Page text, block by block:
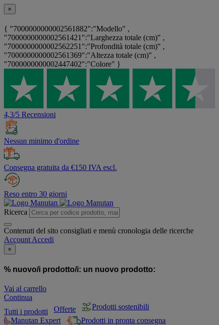
×
{ "7000000000002561882":"Modello" ,
"7000000000002561421":"Larghezza totale (cm)" ,
"7000000000002562251":"Profondità totale (cm)" ,
"7000000000002561369":"Altezza totale (cm)" ,
"7000000000002447402":"Colore" }
4,3/5 Recensioni
Nessun minimo d'ordine
Consegna gratuita da €150 IVA escl.
Reso entro 30 giorni
Ricerca
Contenuti del sito consigliati e menù cronologia delle ricerche
Account Accedi
×
% nuovo/i prodotto/i: un nuovo prodotto:
Vai al carrello
Continua
Tutti i prodotti
Offerte
Prodotti sostenibili
Manutan Expert
Prodotti in pronta consegna